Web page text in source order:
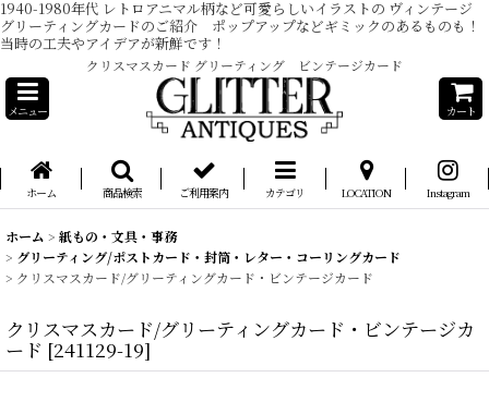
1940-1980年代 レトロアニマル柄など可愛らしいイラストの ヴィンテージ
グリーティングカードのご紹介 ポップアップなどギミックのあるものも！
当時の工夫やアイデアが新鮮です！
クリスマスカード グリーティング ビンテージカード
メニュー カート
ホーム 商品検索 ご利用案内 カテゴリ LOCATION Instagram
ホーム > 紙もの・文具・事務
> グリーティング/ポストカード・封筒・レター・コーリングカード
> クリスマスカード/グリーティングカード・ビンテージカード
クリスマスカード/グリーティングカード・ビンテージカ
ード [241129-19]